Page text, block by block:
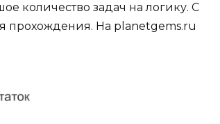
количество задач на логику. С
прохождения. На planetgems.ru